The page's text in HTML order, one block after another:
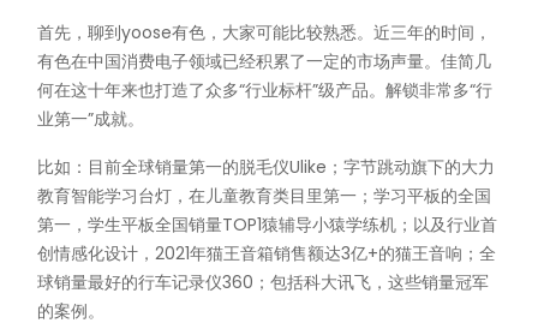
首先，聊到yoose有色，大家可能比较熟悉。近三年的时间，
有色在中国消费电子领域已经积累了一定的市场声量。佳简几
何在这十年来也打造了众多“行业标杆”级产品。解锁非常多“行
业第一”成就。
比如：目前全球销量第一的脱毛仪Ulike；字节跳动旗下的大力
教育智能学习台灯，在儿童教育类目里第一；学习平板的全国
第一，学生平板全国销量TOP1猿辅导小猿学练机；以及行业首
创情感化设计，2021年猫王音箱销售额达3亿+的猫王音响；全
球销量最好的行车记录仪360；包括科大讯飞，这些销量冠军
的案例。